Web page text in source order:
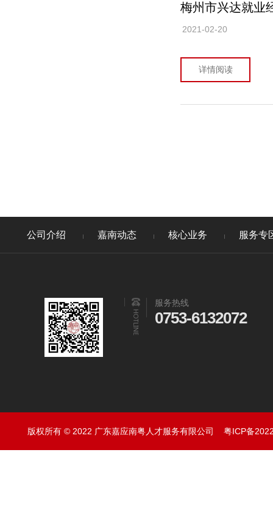
梅州市兴达就业
2021-02-20
详情阅读
公司介绍 嘉南动态 核心业务 服务专
服务热线
0753-6132072
版权所有 © 2022 广东嘉应南粤人才服务有限公司 粤ICP备